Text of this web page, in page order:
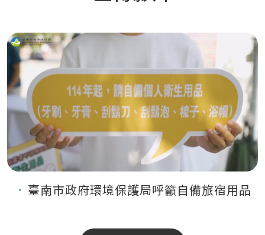
臺南市政府環境保護局呼籲自備旅宿用品